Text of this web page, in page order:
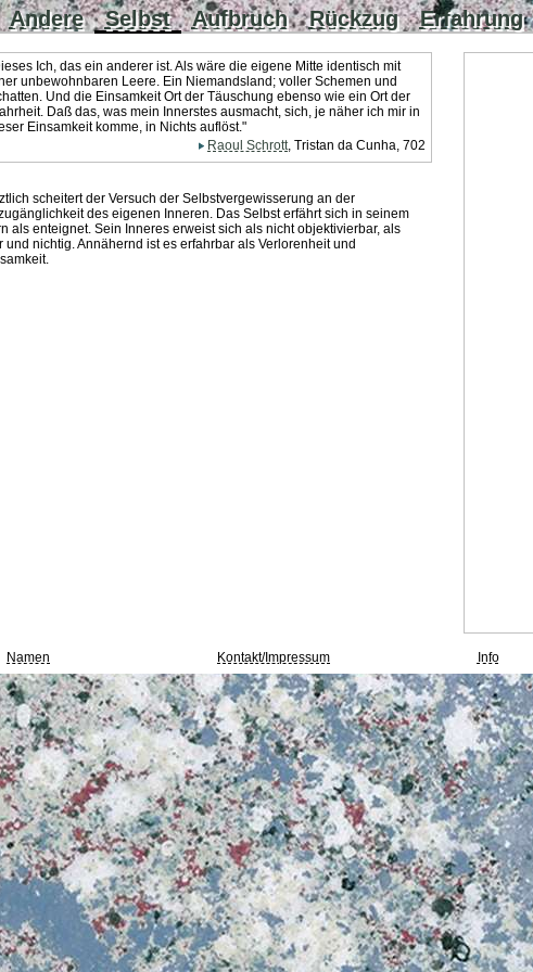
Andere Selbst Aufbruch Rückzug Erfahrung
Ich, das ein anderer ist. Als wäre die eigene Mitte identisch mit
unbewohnbaren Leere. Ein Niemandsland; voller Schemen und
Und die Einsamkeit Ort der Täuschung ebenso wie ein Ort der
Daß das, was mein Innerstes ausmacht, sich, je näher ich mir in
Einsamkeit komme, in Nichts auflöst."
Raoul Schrott, Tristan da Cunha, 702
scheitert der Versuch der Selbstvergewisserung an der
des eigenen Inneren. Das Selbst erfährt sich in seinem
als enteignet. Sein Inneres erweist sich als nicht objektivierbar, als
und nichtig. Annähernd ist es erfahrbar als Verlorenheit und